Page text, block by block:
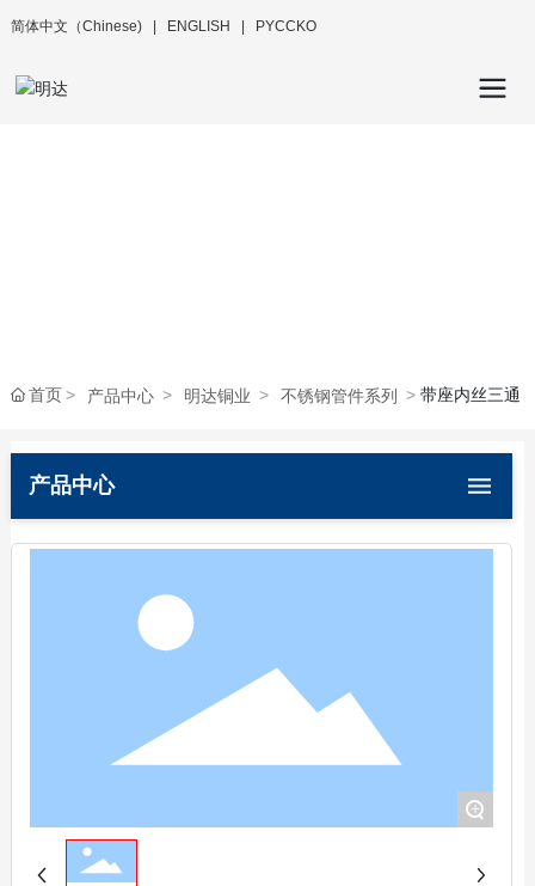
简体中文（Chinese) ENGLISH РYCCKO
首页 产品中心 明达铜业 不锈钢管件系列 带座内丝三通
产品中心
+